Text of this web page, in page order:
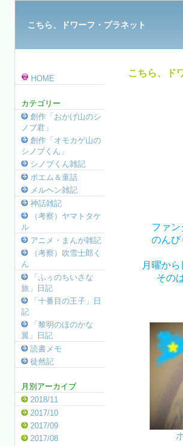
こちら、ドワーフ・プラネット
HOME
カテゴリー
創作「おかげ山のシ
ノブ君」
創作「オモカゲ山の
シノブくん」
シノブくん雑記
ポエム＆童話
メルヘン雑記
神話雑記
（考察）ヤマトタケ
ル
アニメ・まんが雑記
（考察）吹雪士郎く
ん
「ふぅのちいさな
旅」日記
「十番目の王子」日
記
「黎明のほのかな
翼」日記
読書メモ
徒然記
月別アーカイブ
2018/11
2017/10
2017/09
2017/08
こちら、ド
ファ
のんび
月曜か
その